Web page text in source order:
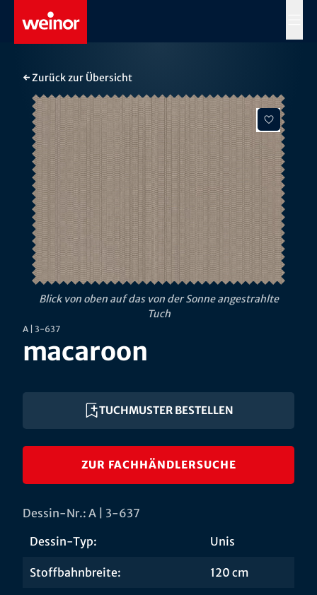
Skip to main content
← Zurück zur Übersicht
Blick von oben auf das von der Sonne angestrahlte
Tuch
A | 3-637
macaroon
TUCHMUSTER BESTELLEN
ZUR FACHHÄNDLERSUCHE
Dessin-Nr.: A | 3-637
Dessin-Typ:
Unis
Stoffbahnbreite: 120 cm